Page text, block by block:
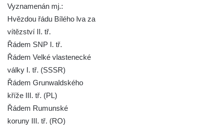
Pamětní deska 240 MILES TO FREEDOM u
pomníku obětem válek na náměstí J. V.
Kamarýta ve Velešíně
Pomník obětem 1. a 2. světové války na
náměstí J. V. Kamarýta ve Velešíně
Pomník obětem 1. a 2. světové války v
Římově
Hrob Petera Korgera a Petra Štindla na
Vyznamenán mj.:
Hvězdou řádu Bílého lva za
vítězství II. tř.
Řádem SNP I. tř.
Řádem Velké vlastenecké
války I. tř. (SSSR)
Řádem Grunwaldského
kříže III. tř. (PL)
Řádem Rumunské
koruny III. tř. (RO)